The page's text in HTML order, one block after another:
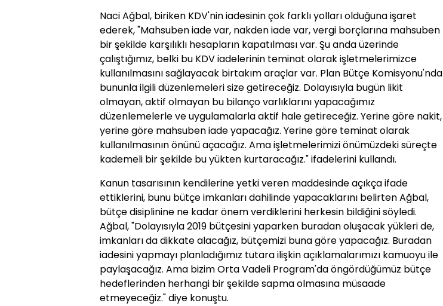
Naci Ağbal, biriken KDV'nin iadesinin çok farklı yolları olduğuna işaret
ederek, "Mahsuben iade var, nakden iade var, vergi borçlarına mahsuben
bir şekilde karşılıklı hesapların kapatılması var. Şu anda üzerinde
çalıştığımız, belki bu KDV iadelerinin teminat olarak işletmelerimizce
kullanılmasını sağlayacak birtakım araçlar var. Plan Bütçe Komisyonu'nda
bununla ilgili düzenlemeleri size getireceğiz. Dolayısıyla bugün likit
olmayan, aktif olmayan bu bilanço varlıklarını yapacağımız
düzenlemelerle ve uygulamalarla aktif hale getireceğiz. Yerine göre nakit,
yerine göre mahsuben iade yapacağız. Yerine göre teminat olarak
kullanılmasının önünü açacağız. Ama işletmelerimizi önümüzdeki süreçte
kademeli bir şekilde bu yükten kurtaracağız." ifadelerini kullandı.
Kanun tasarısının kendilerine yetki veren maddesinde açıkça ifade
ettiklerini, bunu bütçe imkanları dahilinde yapacaklarını belirten Ağbal,
bütçe disiplinine ne kadar önem verdiklerini herkesin bildiğini söyledi.
Ağbal, "Dolayısıyla 2019 bütçesini yaparken buradan oluşacak yükleri de,
imkanları da dikkate alacağız, bütçemizi buna göre yapacağız. Buradan
iadesini yapmayı planladığımız tutara ilişkin açıklamalarımızı kamuoyu ile
paylaşacağız. Ama bizim Orta Vadeli Program'da öngördüğümüz bütçe
hedeflerinden herhangi bir şekilde sapma olmasına müsaade
etmeyeceğiz." diye konuştu.